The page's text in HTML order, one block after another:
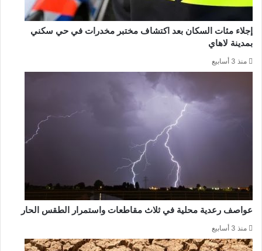
إجلاء مئات السكان بعد اكتشاف مختبر مخدرات في حي سكني
بمدينة لاهاي
منذ 3 أسابيع
عواصف رعدية محلية في ثلاث مقاطعات واستمرار الطقس الحار
منذ 3 أسابيع